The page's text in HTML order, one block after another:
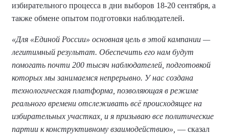
избирательного процесса в дни выборов 18-20 сентября, а
также обмене опытом подготовки наблюдателей.
«Для «Единой России» основная цель в этой кампании —
легитимный результат. Обеспечить его нам будут
помогать почти 200 тысяч наблюдателей, подготовкой
которых мы занимаемся непрерывно. У нас создана
технологическая платформа, позволяющая в режиме
реального времени отслеживать всё происходящее на
избирательных участках, и я призываю все политические
партии к конструктивному взаимодействию», — сказал